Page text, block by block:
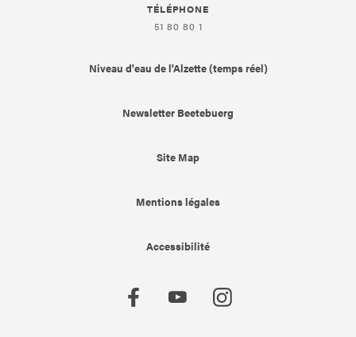
TÉLÉPHONE
51 80 80 1
Niveau d'eau de l'Alzette (temps réel)
Newsletter Beetebuerg
Site Map
Mentions légales
Accessibilité